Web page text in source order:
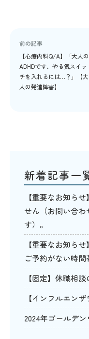
前の記事
【心療内科Q/A】「大人の
ADHDです、やる気スイッ
チを入れるには…？」【大
人の発達障害】
新着記事一
【重要なお知ら
せん（お問い合わ
す）。
【重要なお知ら
ご予約がない時間
【固定】休職相
【インフルエン
2024年ゴールデ